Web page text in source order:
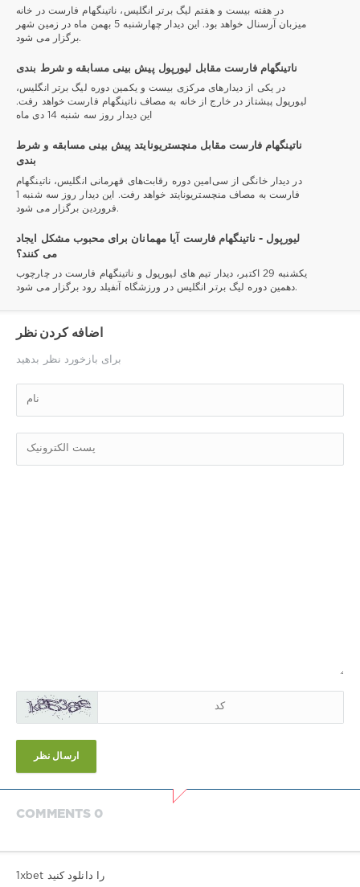
در هفته بیست و هفتم لیگ برتر انگلیس، ناتینگهام فارست در خانه
میزبان آرسنال خواهد بود. این دیدار چهارشنبه 5 بهمن ماه در زمین شهر
برگزار می شود.
ناتینگهام فارست مقابل لیورپول پیش بینی مسابقه و شرط بندی
در یکی از دیدارهای مرکزی بیست و یکمین دوره لیگ برتر انگلیس،
لیورپول پیشتاز در خارج از خانه به مصاف ناتینگهام فارست خواهد رفت.
این دیدار روز سه شنبه 14 دی ماه
ناتینگهام فارست مقابل منچستریونایتد پیش بینی مسابقه و شرط
بندی
در دیدار خانگی از سی‌امین دوره رقابت‌های قهرمانی انگلیس، ناتینگهام
فارست به مصاف منچستریونایتد خواهد رفت. این دیدار روز سه شنبه 1
فروردین برگزار می شود.
لیورپول - ناتینگهام فارست آیا مهمانان برای محبوب مشکل ایجاد
می کنند؟
یکشنبه 29 اکتبر، دیدار تیم های لیورپول و ناتینگهام فارست در چارچوب
دهمین دوره لیگ برتر انگلیس در ورزشگاه آنفیلد رود برگزار می شود.
اضافه کردن نظر
برای بازخورد نظر بدهید
ارسال نظر
COMMENTS 0
1xbet را دانلود کنید